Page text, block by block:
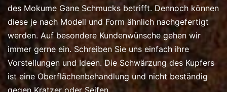
des Mokume Gane Schmucks betrifft. Dennoch können
diese je nach Modell und Form ähnlich nachgefertigt
werden. Auf besondere Kundenwünsche gehen wir
immer gerne ein. Schreiben Sie uns einfach ihre
Vorstellungen und Ideen. Die Schwärzung des Kupfers
ist eine Oberflächenbehandlung und nicht beständig
gegen Kratzer oder Seifen .